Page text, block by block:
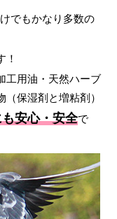
でもかなり多数の
！
工用油・天然ハーブ
保湿剤と増粘剤）
安心・安全で